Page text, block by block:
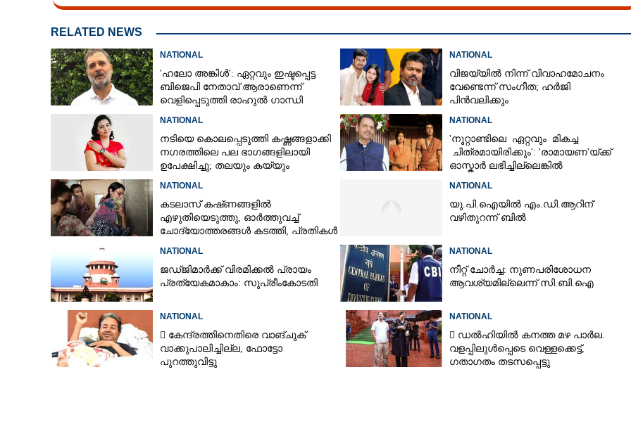
RELATED NEWS
NATIONAL
'ഹലോ അങ്കിൾ': ഏറ്റവും ഇഷ്ടപ്പെട്ട
ബിജെപി നേതാവ് ആരാണെന്ന്
വെളിപ്പെടുത്തി രാഹുൽ ഗാന്ധി
NATIONAL
വിജയ്‌യിൽ നിന്ന് വിവാഹമോചനം
വേണ്ടെന്ന് സംഗീത; ഹർജി
പിൻവലിക്കും
NATIONAL
നടിയെ കൊലപ്പെടുത്തി കഷ്ണങ്ങളാക്കി
നഗരത്തിലെ പല ഭാഗങ്ങളിലായി
ഉപേക്ഷിച്ചു; തലയും കയ്യും
NATIONAL
'നൂറ്റാണ്ടിലെ ഏറ്റവും മികച്ച
ചിത്രമായിരിക്കും': 'രാമായണ'യ്ക്ക്
ഓസ്കാ‌ർ ലഭിച്ചില്ലെങ്കിൽ
NATIONAL
കടലാസ് കഷ്‌ണങ്ങളിൽ
എഴുതിയെടുത്തു, ഓർത്തുവച്ച്
ചോദ്യോത്തരങ്ങൾ കടത്തി, പ്രതികൾ
NATIONAL
യു.പി.ഐയിൽ എം.ഡി.ആറിന്
വഴിതുറന്ന് ബിൽ
NATIONAL
ജഡ്‌ജിമാർക്ക് വിരമിക്കൽ പ്രായം
പ്രത്യേകമാകാം: സുപ്രീംകോടതി
NATIONAL
നീറ്റ് ചോർച്ച: നുണപരിശോധന
ആവശ്യമില്ലെന്ന് സി.ബി.ഐ
NATIONAL
 കേന്ദ്രത്തിനെതിരെ വാങ്‌ചുക്
വാക്കുപാലിച്ചില്ല, ഫോട്ടോ
പുറത്തുവിട്ടു
NATIONAL
 ഡൽഹിയിൽ കനത്ത മഴ പാർല.
വളപ്പിലുൾപ്പെടെ വെള്ളക്കെട്ട്,
ഗതാഗതം തടസപ്പെട്ടു